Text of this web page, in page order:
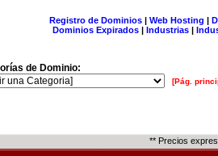
Registro de Dominios| Web Hosting |
Dominios Expirados | Industrias |
de Dominio:
[Pág.
** Precios